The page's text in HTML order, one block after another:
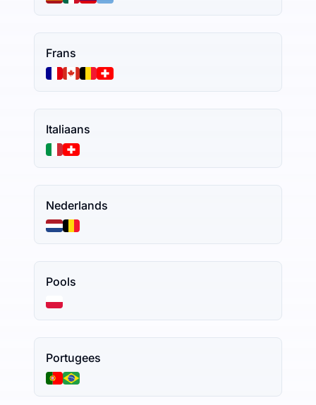
Frans
Italiaans
Nederlands
Pools
Portugees